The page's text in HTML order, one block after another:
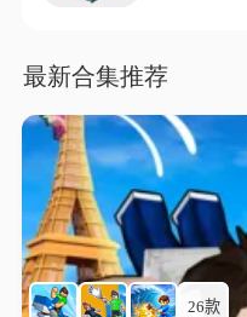
最新合集推荐
26款